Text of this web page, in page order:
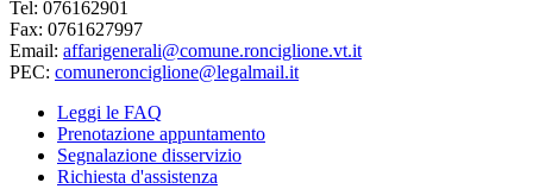
Tel: 076162901
Fax: 0761627997
Email: affarigenerali@comune.ronciglione.vt.it
PEC: comuneronciglione@legalmail.it
Leggi le FAQ
Prenotazione appuntamento
Segnalazione disservizio
Richiesta d'assistenza